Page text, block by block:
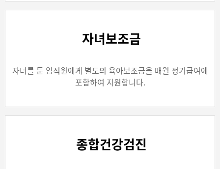
자녀보조금
자녀를 둔 임직원에게 별도의 육아보조금을 매월 정기급여에
포함하여 지원합니다.
종합건강검진